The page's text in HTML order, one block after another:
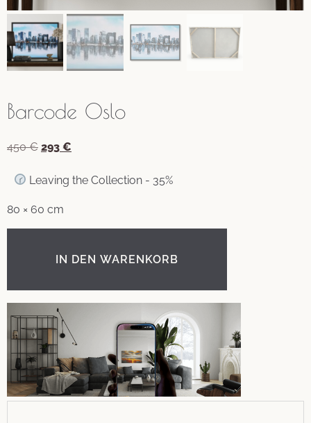
Barcode Oslo
450€ 293 €
Leaving the Collection - 35%
80 × 60 cm
IN DEN WARENKORB